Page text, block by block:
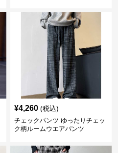
¥4,260 (税込)
チェックパンツ ゆったりチェッ
ク柄ルームウエアパンツ